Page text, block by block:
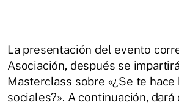
La presentación del evento
Asociación, después se
Masterclass sobre «¿Se te
sociales?». A continuación, dará